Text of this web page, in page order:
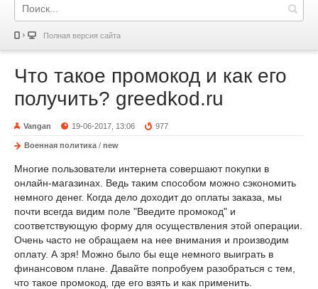
Полная версия сайта
Что такое промокод и как его
получить? greedkod.ru
Vangan 19-06-2017, 13:06 977
Военная политика / new
Многие пользователи интернета совершают покупки в
онлайн-магазинах. Ведь таким способом можно сэкономить
немного денег. Когда дело доходит до оплаты заказа, мы
почти всегда видим поле "Введите промокод" и
соответствующую форму для осуществления этой операции.
Очень часто не обращаем на нее внимания и производим
оплату. А зря! Можно было бы еще немного выиграть в
финансовом плане. Давайте попробуем разобраться с тем,
что такое промокод, где его взять и как применить.